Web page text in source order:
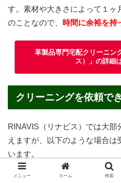
す。素材や大きさによって１ヶ
のことなので、
時間に余裕を持
革製品専門宅配クリーニン
ス）」の詳細
クリーニングを依頼で
RINAVIS（リナビス）では大部
えますが、以下のような場合は
います。
汚物・嘔吐物がついたまま
メニュー ホーム 検索